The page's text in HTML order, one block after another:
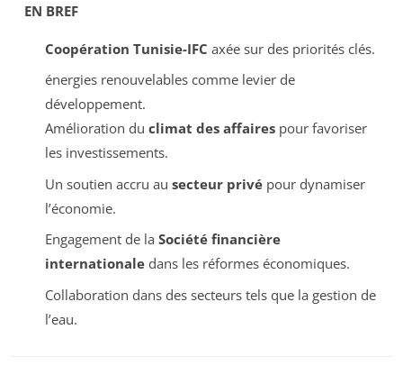
EN BREF
Coopération Tunisie-IFC axée sur des priorités clés.
énergies renouvelables comme levier de
développement.
Amélioration du climat des affairespour favoriser
les investissements.
Un soutien accru au secteur privépour dynamiser
l’économie.
Engagement de la Société financière
internationaledans les réformes économiques.
Collaboration dans des secteurs tels que la gestion de
l’eau.